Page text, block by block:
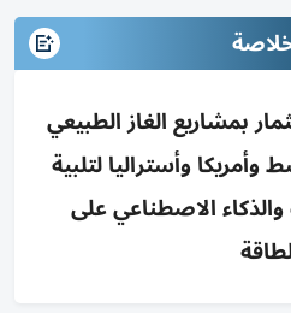
بمشاريع الغاز الطبيعي
وأستراليا لتلبية
الاصطناعي على